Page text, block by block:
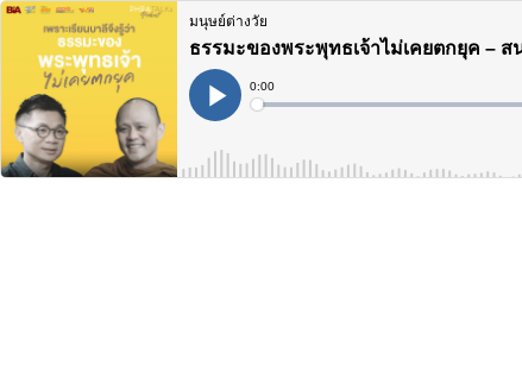
มนุษย์ต่างวัย
ธรรมะของพระพุทธเจ้าไม่เคยตกยุค –
Play
Current
Time
0:00
Loaded: